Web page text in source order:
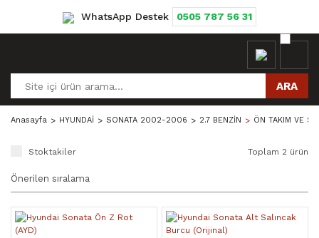
WhatsApp Destek 0505 787 56 31
ARA
Anasayfa HYUNDAİ SONATA 2002-2006 2.7 BENZİN ÖN TAKIM VE
Stoktakiler Toplam 2 ürün